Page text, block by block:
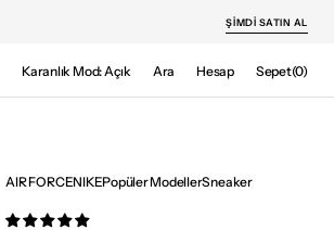
ŞIMDI SATIN AL
Karanlık Mod: Açık Ara Hesap Sepet
Sepet(0)
0
AIR FORCENIKEPopüler ModellerSneaker